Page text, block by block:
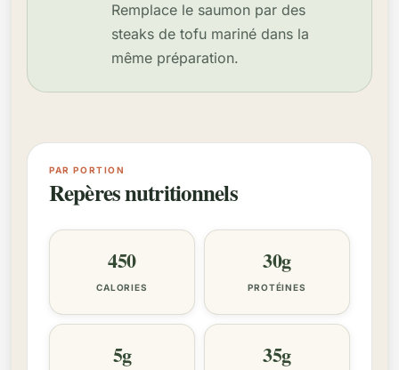
Remplace le saumon par des
steaks de tofu mariné dans la
même préparation.
PAR PORTION
Repères nutritionnels
450
CALORIES
30g
PROTÉINES
5g 35g